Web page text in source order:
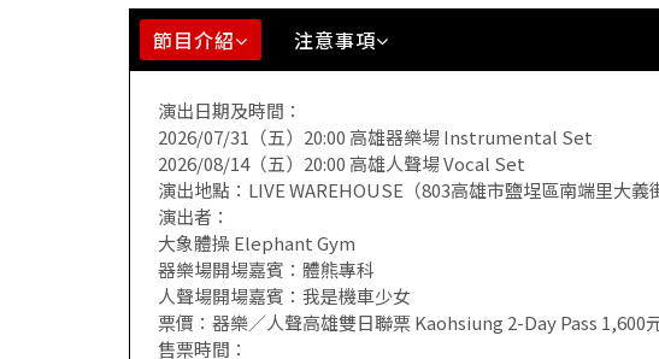
節目介紹 注意事項
演出日期及時間：
2026/07/31 （五） 20:00 高雄器樂場 Instrumental Set
2026/08/14（五） 20:00 高雄人聲場 Vocal Set
演出地點：LIVE WAREHOUSE（803高雄市鹽埕區南端里大義
演出者：
大象體操 Elephant Gym
器樂場開場嘉賓：體熊專科
人聲場開場嘉賓：我是機車少女
票價：器樂／人聲高雄雙日聯票 Kaohsiung 2-Day Pass
售票時間：